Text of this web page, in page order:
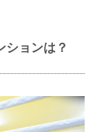
ションは？